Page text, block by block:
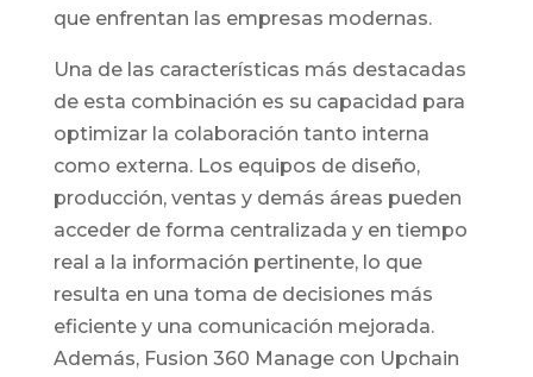
que enfrentan las empresas modernas.
Una de las características más destacadas
de esta combinación es su capacidad para
optimizar la colaboración tanto interna
como externa. Los equipos de diseño,
producción, ventas y demás áreas pueden
acceder de forma centralizada y en tiempo
real a la información pertinente, lo que
resulta en una toma de decisiones más
eficiente y una comunicación mejorada.
Además, Fusion 360 Manage con Upchain